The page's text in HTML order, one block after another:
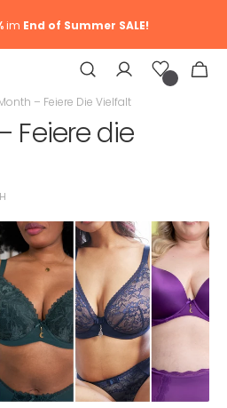
im End of Summer SALE!
Wunschliste
0
– Feiere Die Vielfalt
Feiere die